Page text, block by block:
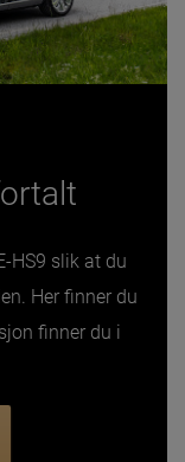
HS9 slik at du
Her finner du
finner du i